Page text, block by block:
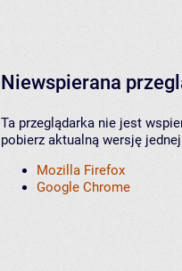
Niewspierana
Ta przeglądarka nie jest
pobierz aktualną wersję
Mozilla Firefox
Google Chrome